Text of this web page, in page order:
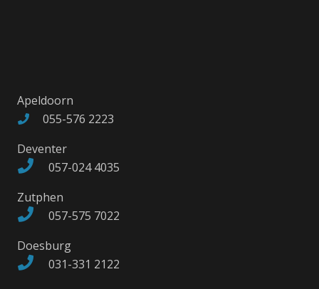
Apeldoorn
055-576 2223
Deventer
057-024 4035
Zutphen
057-575 7022
Doesburg
031-331 2122